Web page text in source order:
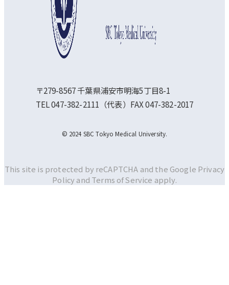
〒279-8567 千葉県浦安市明海5丁目8-1
TEL 047-382-2111（代表）FAX 047-382-2017
© 2024 SBC Tokyo Medical University.
This site is protected by reCAPTCHA and the Google Privacy
Policy and Terms of Service apply.